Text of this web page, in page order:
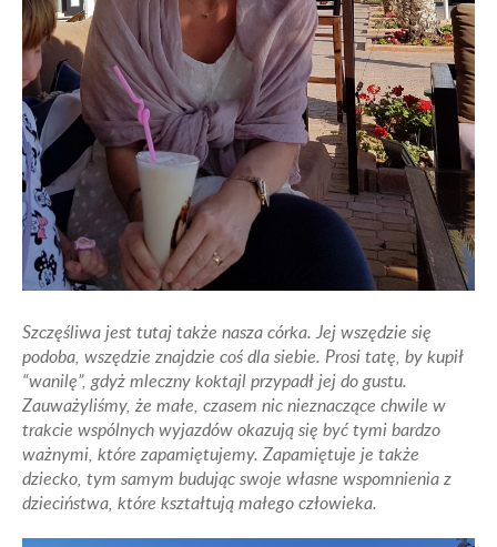
Szczęśliwa jest tutaj także nasza córka. Jej wszędzie się
podoba, wszędzie znajdzie coś dla siebie. Prosi tatę, by kupił
“wanilę”, gdyż mleczny koktajl przypadł jej do gustu.
Zauważyliśmy, że małe, czasem nic nieznaczące chwile w
trakcie wspólnych wyjazdów okazują się być tymi bardzo
ważnymi, które zapamiętujemy. Zapamiętuje je także
dziecko, tym samym budując swoje własne wspomnienia z
dzieciństwa, które kształtują małego człowieka.